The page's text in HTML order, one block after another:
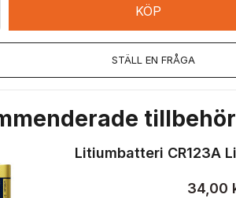
KÖP
STÄLL EN FRÅGA
tillbehör
Lithium, Panasonic
kr